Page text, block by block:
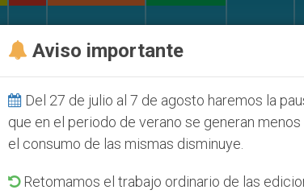
Aviso importante
Del 27 de julio al 7 de agosto haremos la
que en el periodo de verano se generan
el consumo de las mismas disminuye.
Retomamos el trabajo ordinario de las